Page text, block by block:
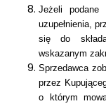
Jeżeli podane
uzupełnienia,
się do
wskazanym
Sprzedawca
przez
o którym